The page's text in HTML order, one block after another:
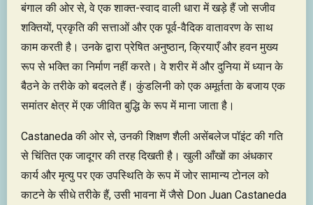
बंगाल की ओर से, वे एक शाक्त-स्वाद वाली धारा में खड़े हैं जो सजीव
शक्तियों, प्रकृति की सत्ताओं और एक पूर्व-वैदिक वातावरण के साथ
काम करती है। उनके द्वारा प्रेषित अनुष्ठान, क्रियाएँ और हवन मुख्य
रूप से भक्ति का निर्माण नहीं करते। वे शरीर में और दुनिया में ध्यान के
बैठने के तरीके को बदलते हैं। कुंडलिनी को एक अमूर्तता के बजाय एक
समांतर क्षेत्र में एक जीवित बुद्धि के रूप में माना जाता है।
Castaneda की ओर से, उनकी शिक्षण शैली असेंबलेज पॉइंट की गति
से चिंतित एक जादूगर की तरह दिखती है। खुली आँखों का अंधकार
कार्य और मृत्यु पर एक उपस्थिति के रूप में जोर सामान्य टोनल को
काटने के सीधे तरीके हैं, उसी भावना में जैसे Don Juan Castaneda